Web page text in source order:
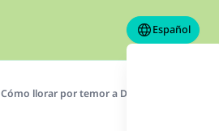
Español
Cómo llorar por temor a Dios